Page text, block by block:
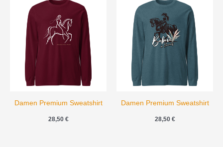
Damen Premium Sweatshirt
28,50 €
Damen Premium Sweatshirt
28,50 €